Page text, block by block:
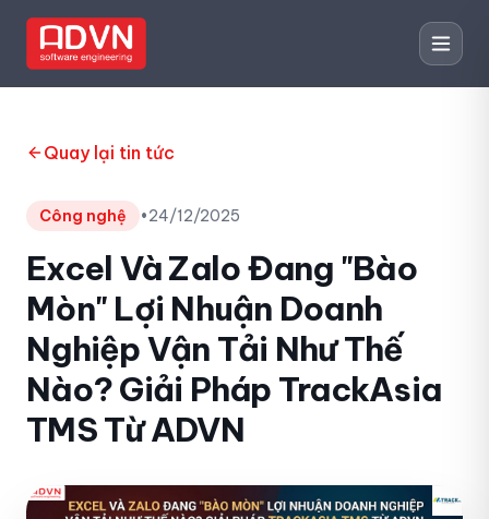
Quay lại tin tức
Công nghệ •24/12/2025
Excel Và Zalo Đang "Bào
Mòn" Lợi Nhuận Doanh
Nghiệp Vận Tải Như Thế
Nào? Giải Pháp TrackAsia
TMS Từ ADVN